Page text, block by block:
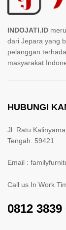
INDOJATI.ID
dari Jepara yang
pelanggan
masyarakat
HUBUNGI
Jl. Ratu
Tengah. 59421
Email :
Call us In Work
0812 3839